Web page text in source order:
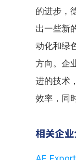
的进步，
出一些新
动化和绿
方向。企
进的技术
效率，同
相关企